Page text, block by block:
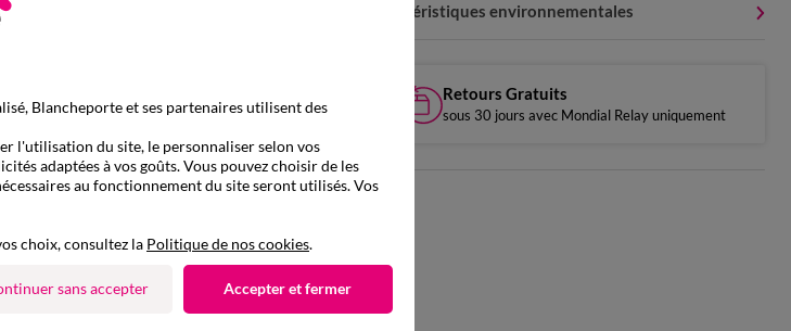
Caractéristiques environnementales
Retours Gratuits
sous 30 jours avec Mondial Relay uniquement
Blancheporte et ses partenaires utilisent des
l'utilisation du site, le personnaliser selon vos
adaptées à vos goûts. Vous pouvez choisir de les
au fonctionnement du site seront utilisés. Vos
choix, consultez la Politique de nos cookies.
sans accepter Accepter et fermer